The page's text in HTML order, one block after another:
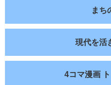
まち
現代を活
4コマ漫画